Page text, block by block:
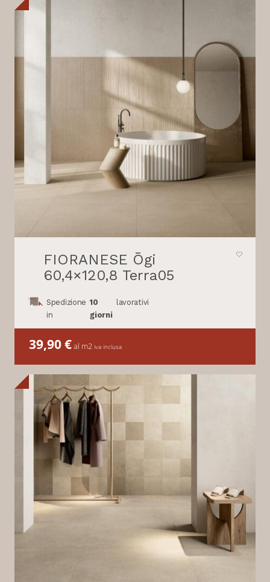
FIORANESE Ōgi
60,4×120,8 Terra05
Spedizione
in
10
giorni
lavorativi
39,90€al m2 iva inclusa